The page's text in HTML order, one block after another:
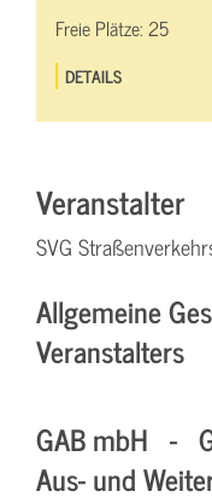
Freie Plätze:25
DETAILS
Veranstalter
SVG
Allgemeine
Veranstalters
GAB mbH -
Aus- und